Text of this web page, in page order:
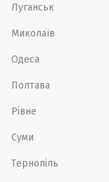
Луганськ
Миколаїв
Одеса
Полтава
Рівне
Суми
Тернопіль